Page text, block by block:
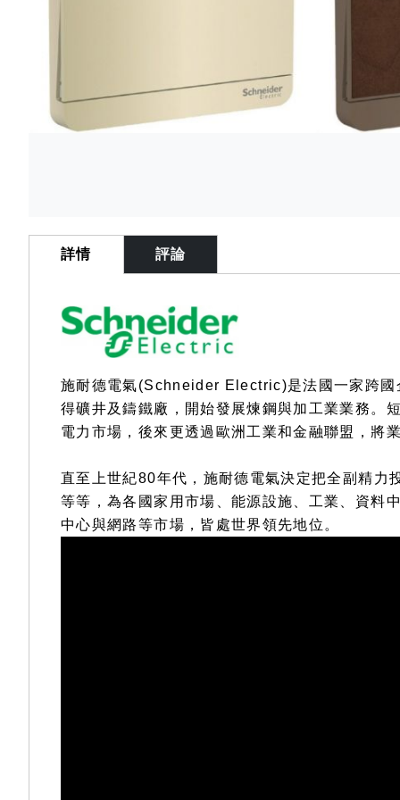
of
gallery
詳情
施耐德電氣(Schneider Electric)是法國一家跨國
得礦井及鑄鐵廠，開始發展煉鋼與加工業業務。
電力市場，後來更透過歐洲工業和金融聯盟，將
直至上世紀80年代，施耐德電氣決定把全副精力
等等，為各國家用市場、能源設施、工業、資料
中心與網路等市場，皆處世界領先地位。
評論